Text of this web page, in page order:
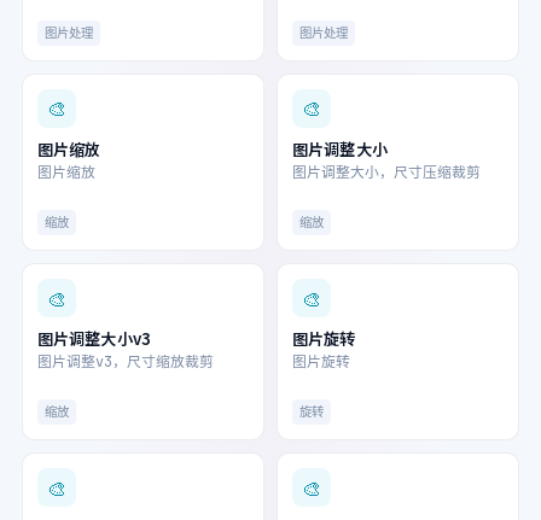
图片处理 图片处理
🎨
图片缩放
图片缩放
缩放
🎨
图片调整大小
图片调整大小，尺寸压缩裁剪
缩放
🎨
图片调整大小v3
图片调整v3，尺寸缩放裁剪
缩放
🎨
图片旋转
图片旋转
旋转
🎨 🎨